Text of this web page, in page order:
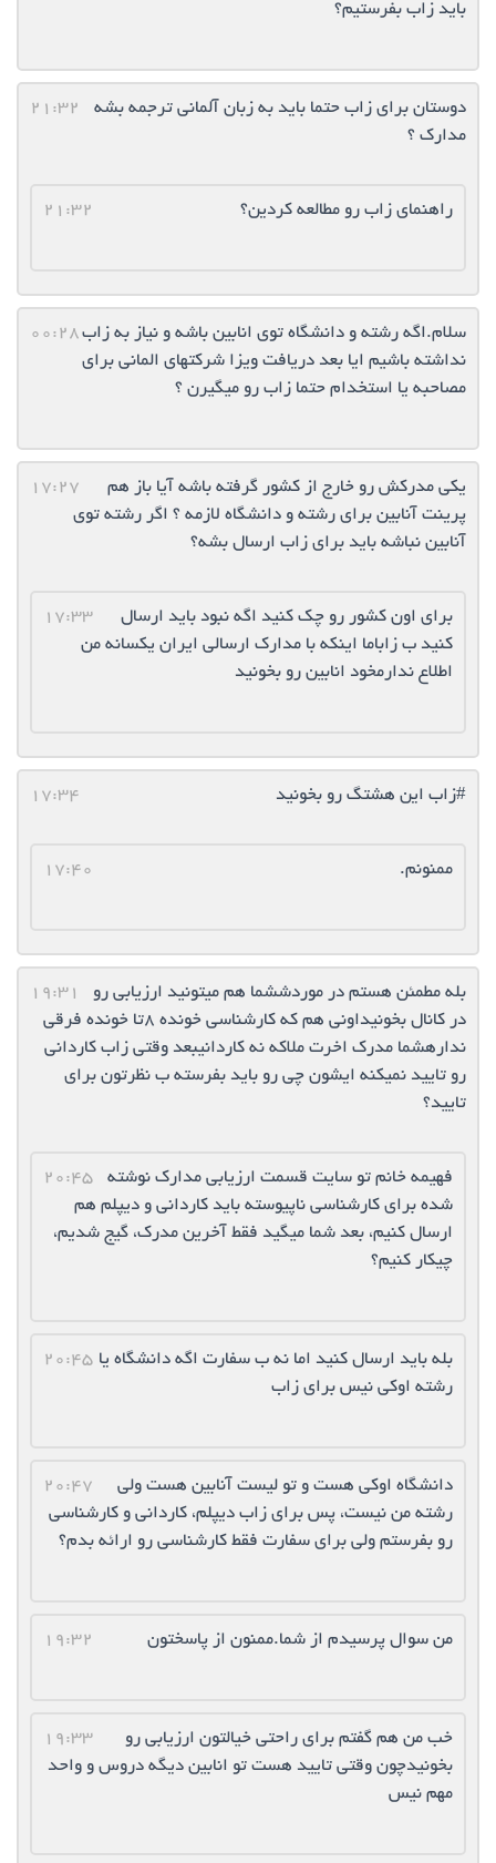
باید زاب بفرستیم؟
21:32
دوستان برای زاب حتما باید به زبان آلمانی ترجمه بشه
مدارک ؟
21:32 راهنمای زاب رو مطالعه کردین؟
00:28سلام.اگه رشته و دانشگاه توی انابین باشه و نیاز به زاب
نداشته باشیم ایا بعد دریافت ویزا شرکتهای المانی برای
مصاحبه یا استخدام حتما زاب رو میگیرن ؟
17:27
یکی مدرکش رو خارج از کشور گرفته باشه آیا باز هم
پرینت آنابین برای رشته و دانشگاه لازمه ؟ اگر رشته توی
آنابین نباشه باید برای زاب ارسال بشه؟
17:33
برای اون کشور رو چک کنید اگه نبود باید ارسال
کنید ب زاباما اینکه با مدارک ارسالی ایران یکسانه من
اطلاع ندارمخود انابین رو بخونید
17:34 #زاب این هشتگ رو بخونید
17:40 ممنونم.
19:31
بله مطمئن هستم در موردششما هم میتونید ارزیابی رو
در کانال بخونیداونی هم که کارشناسی خونده ۸تا خونده فرقی
ندارهشما مدرک اخرت ملاکه نه کاردانیبعد وقتی زاب کاردانی
رو تایید نمیکنه ایشون چی رو باید بفرسته ب نظرتون برای
تایید؟
20:45
فهیمه خانم تو سایت قسمت ارزیابی مدارک نوشته
شده برای کارشناسی ناپیوسته باید کاردانی و دیپلم هم
ارسال کنیم، بعد شما میگید فقط آخرین مدرک، گیج شدیم،
چیکار کنیم؟
20:45 بله باید ارسال کنید اما نه ب سفارت اگه دانشگاه یا
رشته اوکی نیس برای زاب
20:47
دانشگاه اوکی هست و تو لیست آنابین هست ولی
رشته من نیست، پس برای زاب دیپلم، کاردانی و کارشناسی
رو بفرستم ولی برای سفارت فقط کارشناسی رو ارائه بدم؟
19:32 من سوال پرسیدم از شما.ممنون از پاسختون
19:33
خب من هم گفتم برای راحتی خیالتون ارزیابی رو
بخونیدچون وقتی تایید هست تو انابین دیگه دروس و واحد
مهم نیس